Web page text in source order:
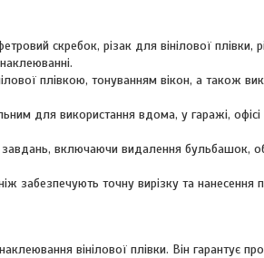
скребок, різак для вінілової плівки,
плівкою, тонуванням вікон, а також
для використання вдома, у гаражі,
включаючи видалення бульбашок,
забезпечують точну вирізку та
вінілової плівки. Він гарантує